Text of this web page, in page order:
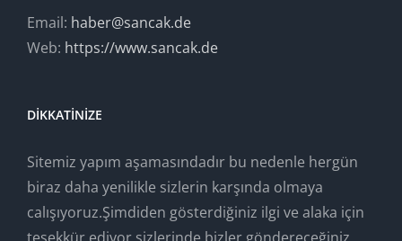
Email: haber@sancak.de
Web: https://www.sancak.de
DIKKATINIZE
Sitemiz yapım aşamasındadır bu nedenle hergün
biraz daha yenilikle sizlerin karşında olmaya
calışıyoruz.Şimdiden gösterdiğiniz ilgi ve alaka için